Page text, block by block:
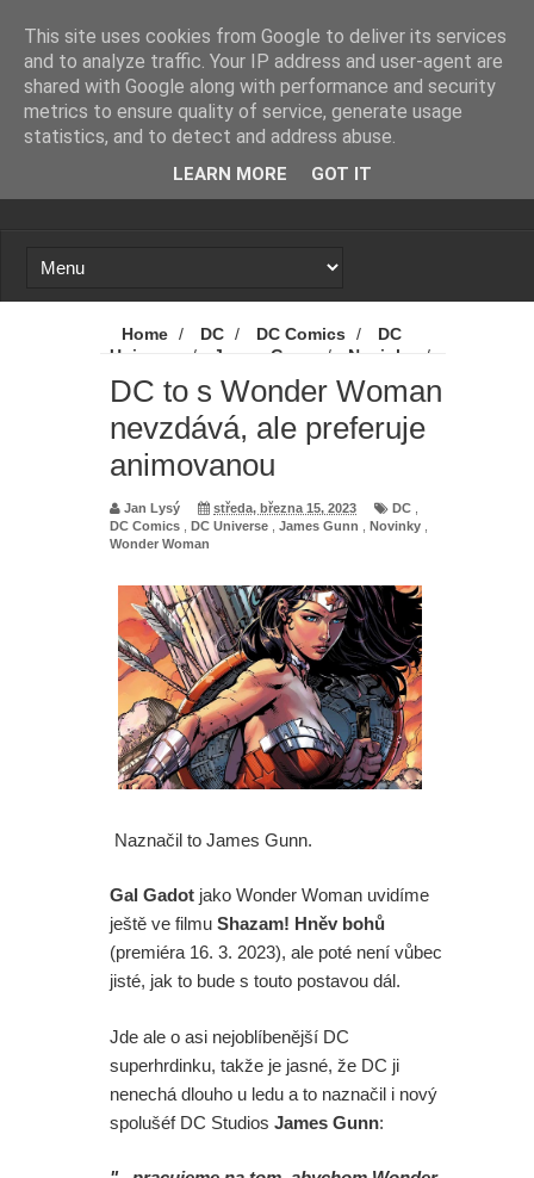
Loading...
Home / DC / DC Comics /
DC
Universe
/ James Gunn / Novinky
/
Wonder Woman
DC to s Wonder
Woman nevzdává, ale preferuje
animovanou
DC to s Wonder Woman
nevzdává, ale preferuje
animovanou
Jan Lysý středa, března 15, 2023 DC
DC Comics
DC Universe James Gunn Novinky
Wonder Woman
Naznačil to James Gunn.
Gal Gadot jako Wonder Woman uvidíme
ještě ve filmu Shazam! Hněv bohů
(premiéra 16. 3. 2023), ale poté není vůbec
jisté, jak to bude s touto postavou dál.
Jde ale o asi nejoblíbenější DC
superhrdinku, takže je jasné, že DC ji
nenechá dlouho u ledu a to naznačil i nový
spolušéf DC Studios James Gunn:
This site uses cookies from Google to deliver its services
and to analyze traffic. Your IP address and user-agent are
shared with Google along with performance and security
metrics to ensure quality of service, generate usage
statistics, and to detect and address abuse.
LEARN MORE GOT IT